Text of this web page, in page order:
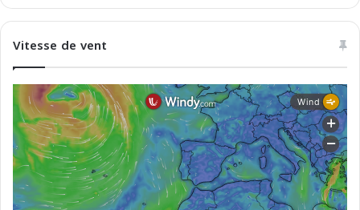
a
u
r
d
a
(
M
M
C
)
Vitesse de vent